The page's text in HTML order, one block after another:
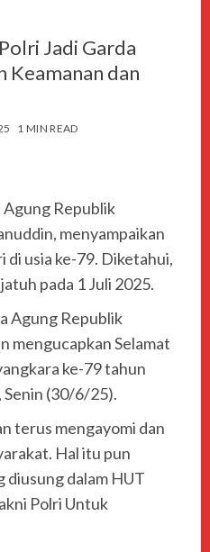
Jadi Garda
Keamanan dan
1 MIN READ
Agung Republik
menyampaikan
di usia ke-79. Diketahui,
pada 1 Juli 2025.
Agung Republik
mengucapkan Selamat
ke-79 tahun
Senin (30/6/25).
terus mengayomi dan
Hal itu pun
dalam HUT
Polri Untuk